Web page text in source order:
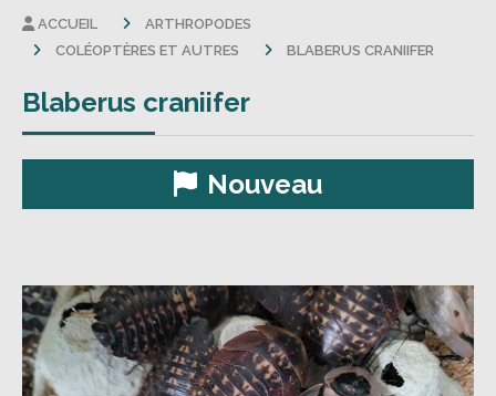
ACCUEIL
ARTHROPODES
COLÉOPTÈRES ET AUTRES
BLABERUS CRANIIFER
Blaberus craniifer
Nouveau